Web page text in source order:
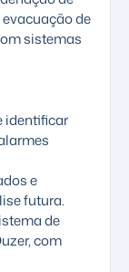
de
sistemas
identificar
e
futura.
de
com